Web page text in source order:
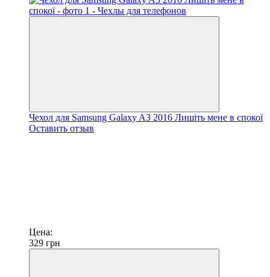
Чехол для Samsung Galaxy A3 2016 Лишіть мене в спокої
Оставить отзыв
Цена:
329 грн